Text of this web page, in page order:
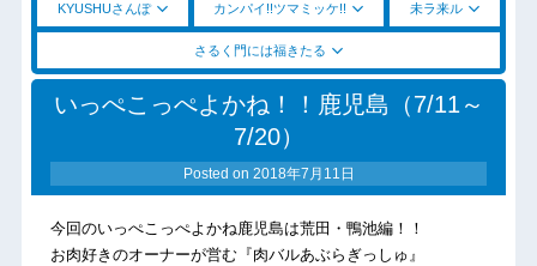
KYUSHUさんぽ カンパイ!!ツマミッケ!! 未ラ来ル
さるく門には福きたる
いっぺこっぺよかね！！鹿児島（7/11～
7/20）
Posted on 2018年7月11日
今回のいっぺこっぺよかね鹿児島は荒田・鴨池編！！
お肉好きのオーナーが営む『肉バルあぶらぎっしゅ』